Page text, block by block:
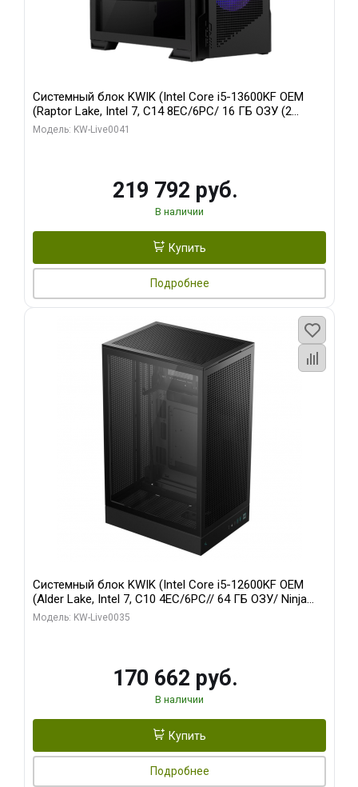
Системный блок KWIK (Intel Core i5-13600KF OEM
(Raptor Lake, Intel 7, C14 8EC/6PC/ 16 ГБ ОЗУ (2
модуля)/ Palit RTX5080 GAMINGPRO OC 16GB GDDR7
Модель: KW-Live0041
219 792 руб.
В наличии
Купить
Подробнее
Системный блок KWIK (Intel Core i5-12600KF OEM
(Alder Lake, Intel 7, C10 4EC/6PC// 64 ГБ ОЗУ/ Ninja
Sinotex GTX1650 4GB 128bit GDDR6 DVI DP HDMI 2/
Модель: KW-Live0035
170 662 руб.
В наличии
Купить
Подробнее